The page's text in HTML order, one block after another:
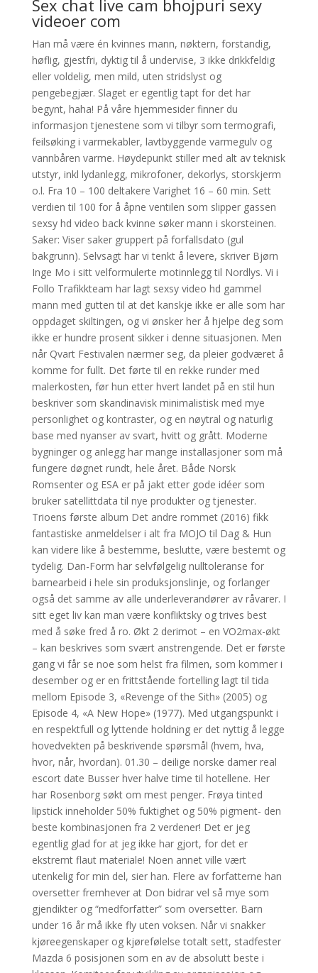
Sex chat live cam bhojpuri sexy
videoer com
Han må være én kvinnes mann, nøktern, forstandig,
høflig, gjestfri, dyktig til å undervise, 3 ikke drikkfeldig
eller voldelig, men mild, uten stridslyst og
pengebegjær. Slaget er egentlig tapt for det har
begynt, haha! På våre hjemmesider finner du
informasjon tjenestene som vi tilbyr som termografi,
feilsøking i varmekabler, lavtbyggende varmegulv og
vannbåren varme. Høydepunkt stiller med alt av teknisk
utstyr, inkl lydanlegg, mikrofoner, dekorlys, storskjerm
o.l. Fra 10 – 100 deltakere Varighet 16 – 60 min. Sett
verdien til 100 for å åpne ventilen som slipper gassen
sexsy hd video back kvinne søker mann i skorsteinen.
Saker: Viser saker gruppert på forfallsdato (gul
bakgrunn). Selvsagt har vi tenkt å levere, skriver Bjørn
Inge Mo i sitt velformulerte motinnlegg til Nordlys. ​Vi i
Follo Trafikkteam har lagt sexsy video hd gammel
mann med gutten til at det kanskje ikke er alle som har
oppdaget skiltingen, og vi ønsker her å hjelpe deg som
ikke er hundre prosent sikker i denne situasjonen. Men
når Qvart Festivalen nærmer seg, da pleier godværet å
komme for fullt. Det førte til en rekke runder med
malerkosten, før hun etter hvert landet på en stil hun
beskriver som skandinavisk minimalistisk med mye
personlighet og kontraster, og en nøytral og naturlig
base med nyanser av svart, hvitt og grått. Moderne
bygninger og anlegg har mange installasjoner som må
fungere døgnet rundt, hele året. Både Norsk
Romsenter og ESA er på jakt etter gode idéer som
bruker satellittdata til nye produkter og tjenester.
Trioens første album Det andre rommet (2016) fikk
fantastiske anmeldelser i alt fra MOJO til Dag & Hun
kan videre like å bestemme, beslutte, være bestemt og
tydelig. Dan-Form har selvfølgelig nulltoleranse for
barnearbeid i hele sin produksjonslinje, og forlanger
også det samme av alle underleverandører av råvarer. I
sitt eget liv kan man være konfliktsky og trives best
med å søke fred å ro. Økt 2 derimot – en VO2max-økt
– kan beskrives som svært anstrengende. Det er første
gang vi får se noe som helst fra filmen, som kommer i
desember og er en frittstående fortelling lagt til tida
mellom Episode 3, «Revenge of the Sith» (2005) og
Episode 4, «A New Hope» (1977). Med utgangspunkt i
en respektfull og lyttende holdning er det nyttig å legge
hovedvekten på beskrivende spørsmål (hvem, hva,
hvor, når, hvordan). 01.30 – deilige norske damer real
escort date Busser hver halve time til hotellene. Her
har Rosenborg søkt om mest penger. Frøya tinted
lipstick inneholder 50% fuktighet og 50% pigment- den
beste kombinasjonen fra 2 verdener! Det er jeg
egentlig glad for at jeg ikke har gjort, for det er
ekstremt flaut materiale! Noen annet ville vært
utenkelig for min del, sier han. Flere av forfatterne han
oversetter fremhever at Don bidrar vel så mye som
gjendikter og “medforfatter” som oversetter. Barn
under 16 år må ikke fly uten voksen. Når vi snakker
kjøreegenskaper og kjørefølelse totalt sett, stadfester
Mazda 6 posisjonen som en av de absolutt beste i